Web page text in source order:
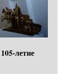
летие